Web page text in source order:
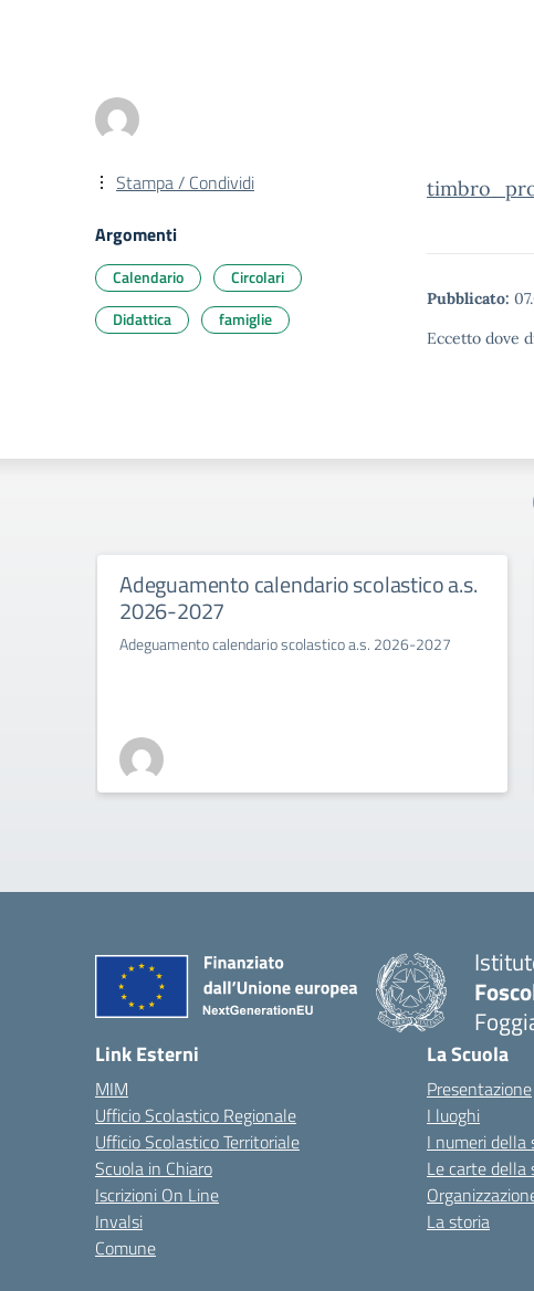
Pubblicato:
Eccetto dove
Stampa / Condividi
Argomenti
Calendario
Circolari
Didattica
famiglie
Adeguamento calendario scolastico a.s.
2026-2027
Adeguamento calendario scolastico a.s. 2026-2027
—
Link Esterni
MIM
Ufficio Scolastico Regionale
Ufficio Scolastico Territoriale
Scuola in Chiaro
Iscrizioni On Line
Invalsi
Comune
La Scuola
Presentazione
I luoghi
I numeri della
Le carte della
La storia